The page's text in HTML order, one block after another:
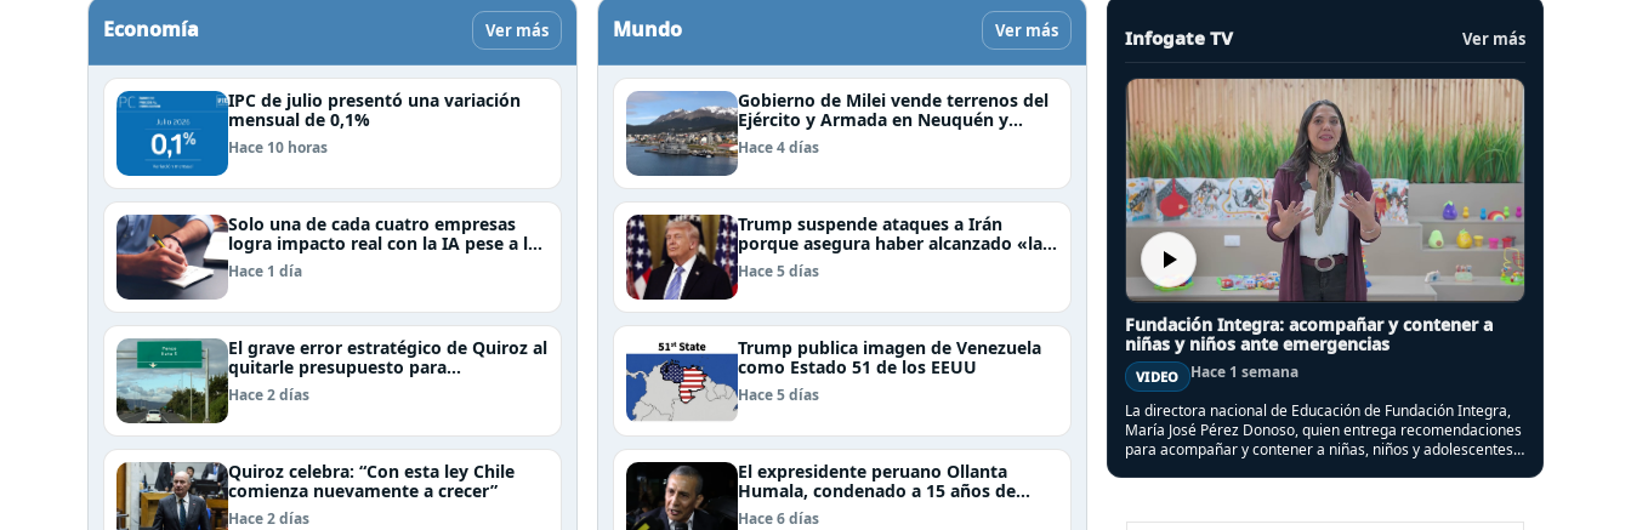
Economía Ver más
IPC de julio presentó una variación
mensual de 0,1%
Hace 10 horas
Solo una de cada cuatro empresas
logra impacto real con la IA pese a la
inversión, según el Foro Económico
Mundial
Hace 1 día
El grave error estratégico de Quiroz al
quitarle presupuesto para
infraestructura vial del Biobío
Hace 2 días
Quiroz celebra: “Con esta ley Chile
comienza nuevamente a crecer”
Hace 2 días
Mundo Ver más
Gobierno de Milei vende terrenos del
Ejército y Armada en Neuquén y
Ushuaia
Hace 4 días
Trump suspende ataques a Irán
porque asegura haber alcanzado «las
bases de un acuerdo»
Hace 5 días
Trump publica imagen de Venezuela
como Estado 51 de los EEUU
Hace 5 días
El expresidente peruano Ollanta
Humala, condenado a 15 años de
cárcel, sale libre al anularse su caso
Hace 6 días
Infogate TV Ver más
Fundación Integra: acompañar y contener a
niñas y niños ante emergencias
VIDEO
Hace 1 semana
La directora nacional de Educación de Fundación Integra,
María José Pérez Donoso, quien entrega recomendaciones
para acompañar y contener a niñas, niños y adolescentes,